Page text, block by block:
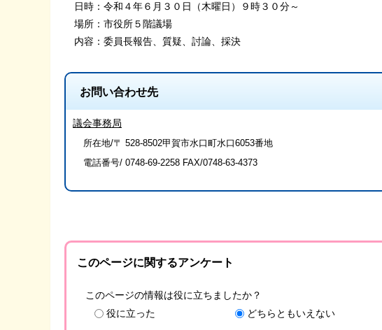
日時：令和４年６月３０日（木曜日）９時３０分～
場所：市役所５階議場
内容：委員長報告、質疑、討論、採決
お問い合わせ先
議会事務局
所在地/〒 528-8502甲賀市水口町水口6053番地
電話番号/ 0748-69-2258 FAX/0748-63-4373
このページに関するアンケート
このページの情報は役に立ちましたか？
役に立った
どちらともいえない